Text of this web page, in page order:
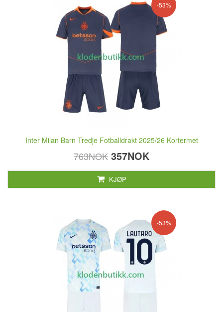
-53%
Inter Milan Barn Tredje Fotballdrakt 2025/26 Kortermet
763NOK 357NOK
KJØP
-53%